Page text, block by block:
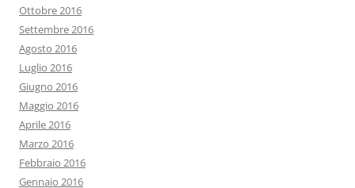
Ottobre 2016
Settembre 2016
Agosto 2016
Luglio 2016
Giugno 2016
Maggio 2016
Aprile 2016
Marzo 2016
Febbraio 2016
Gennaio 2016